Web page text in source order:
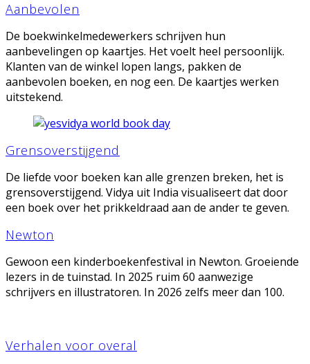
Aanbevolen
De boekwinkelmedewerkers schrijven hun
aanbevelingen op kaartjes. Het voelt heel persoonlijk.
Klanten van de winkel lopen langs, pakken de
aanbevolen boeken, en nog een. De kaartjes werken
uitstekend.
Grensoverstijgend
De liefde voor boeken kan alle grenzen breken, het is
grensoverstijgend. Vidya uit India visualiseert dat door
een boek over het prikkeldraad aan de ander te geven.
Newton
Gewoon een kinderboekenfestival in Newton. Groeiende
lezers in de tuinstad. In 2025 ruim 60 aanwezige
schrijvers en illustratoren. In 2026 zelfs meer dan 100.
Verhalen voor overal